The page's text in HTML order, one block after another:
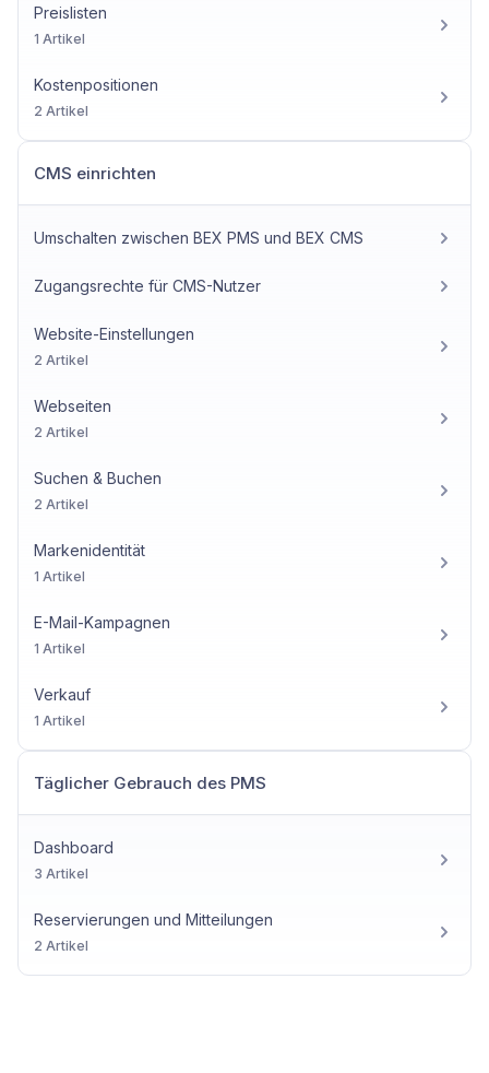
Preislisten
1 Artikel
Kostenpositionen
2 Artikel
CMS einrichten
Umschalten zwischen BEX PMS und BEX CMS
Zugangsrechte für CMS-Nutzer
Website-Einstellungen
2 Artikel
Webseiten
2 Artikel
Suchen & Buchen
2 Artikel
Markenidentität
1 Artikel
E-Mail-Kampagnen
1 Artikel
Verkauf
1 Artikel
Täglicher Gebrauch des PMS
Dashboard
3 Artikel
Reservierungen und Mitteilungen
2 Artikel